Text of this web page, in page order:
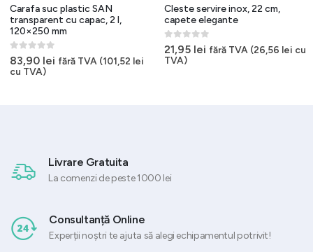
Carafa suc plastic SAN
transparent cu capac, 2 l,
120×250 mm
0out of 5
83,90 lei fără TVA (101,52 lei
cu TVA)
Cleste servire inox, 22 cm,
capete elegante
0out of 5
21,95 lei fără TVA (26,56 lei cu
TVA)
Livrare Gratuita
La comenzi de peste 1000 lei
Consultanță Online
Experții noștri te ajuta să alegi echipamentul potrivit!